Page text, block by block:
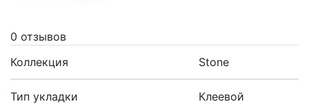
0 отзывов
Коллекция
Stone
Тип укладки Клеевой